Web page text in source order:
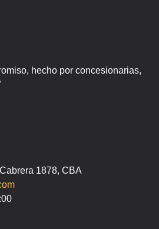
hecho por concesionarias,
1878, CBA